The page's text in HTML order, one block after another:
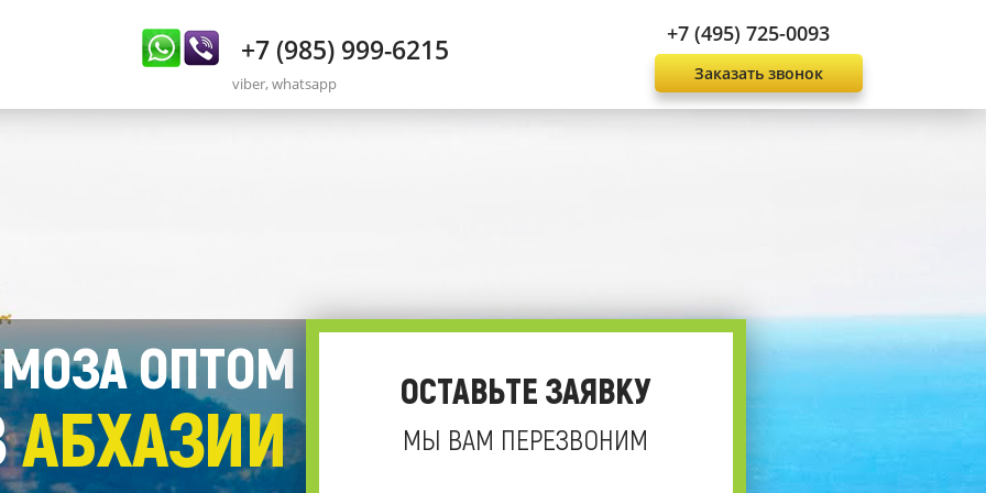
+7 (495) 725-0093
+7 (985) 999-6215
viber, whatsapp Заказать звонок
ОСТАВЬТЕ ЗАЯВКУ
МЫ ВАМ ПЕРЕЗВОНИМ
ОПТОМ
АБХАЗИИ